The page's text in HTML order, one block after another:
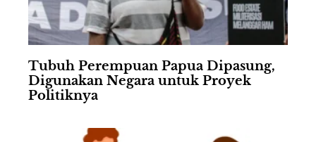
Tubuh Perempuan Papua Dipasung,
Digunakan Negara untuk Proyek
Politiknya